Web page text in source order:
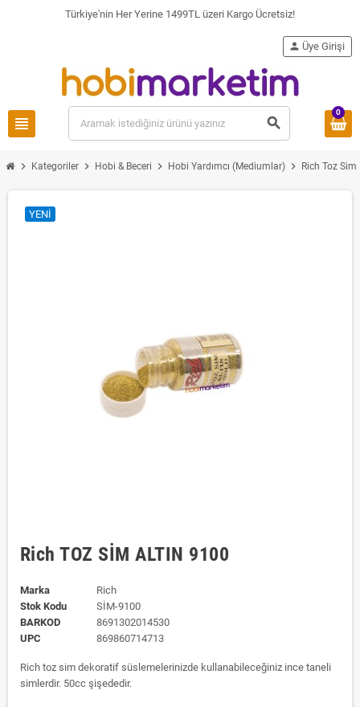
Türkiye'nin Her Yerine 1499TL üzeri Kargo Ücretsiz!
view_headline search
person Üye Girişi
0
chevron_right Kategoriler chevron_right Hobi & Beceri chevron_right Hobi Yardımcı (Mediumlar) chevron_right Rich Toz
YENI
Rich TOZ SİM ALTIN 9100
Marka
Rich
Stok Kodu
SİM-9100
BARKOD
8691302014530
UPC
869860714713
Rich toz sim dekoratif süslemelerinizde kullanabileceğiniz ince taneli
simlerdir. 50cc şişededir.